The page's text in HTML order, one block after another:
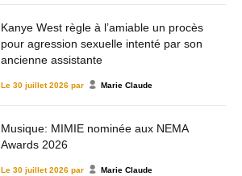
Kanye West règle à l’amiable un procès
pour agression sexuelle intenté par son
ancienne assistante
Le 30 juillet 2026 par Marie Claude
Musique: MIMIE nominée aux NEMA
Awards 2026
Le 30 juillet 2026 par Marie Claude